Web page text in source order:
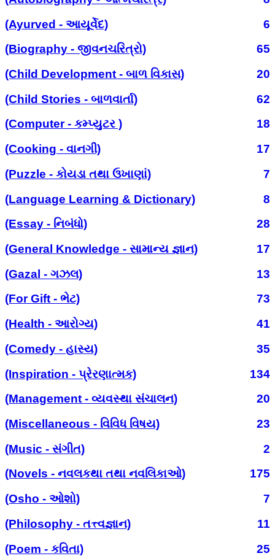
(Ayurved - આયૂર્વેદ)
6
(Biography - જીવનચરિત્રો)
65
(Child Development - બાળ વિકાસ)
20
(Child Stories - બાળવાર્તા)
62
(Computer - કમ્પ્યુટર )
18
(Cooking - વાનગી)
17
(Puzzle - કોયડા તથા ઉખાણાં)
7
(Language Learning & Dictionary)
8
(Essay - નિબંધો)
28
(General Knowledge - સામાન્ય જ્ઞાન)
17
(Gazal - ગઝલ)
13
(For Gift - ભેટ)
73
(Health - આરોગ્ય)
41
(Comedy - હાસ્ય)
35
(Inspiration - પ્રેરણાત્મક)
134
(Management - વ્યવસ્થા સંચાલન)
20
(Miscellaneous - વિવિધ વિષય)
23
(Music - સંગીત)
2
(Novels - નવલકથા તથા નવલિકાઓ)
175
(Osho - ઓશો)
7
(Philosophy - તત્ત્વજ્ઞાન)
11
(Poem - કવિતા)
25